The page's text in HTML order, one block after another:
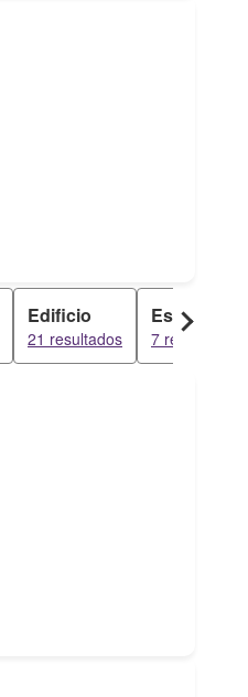
Edificio
21 resultados
Estudio
7 resultados